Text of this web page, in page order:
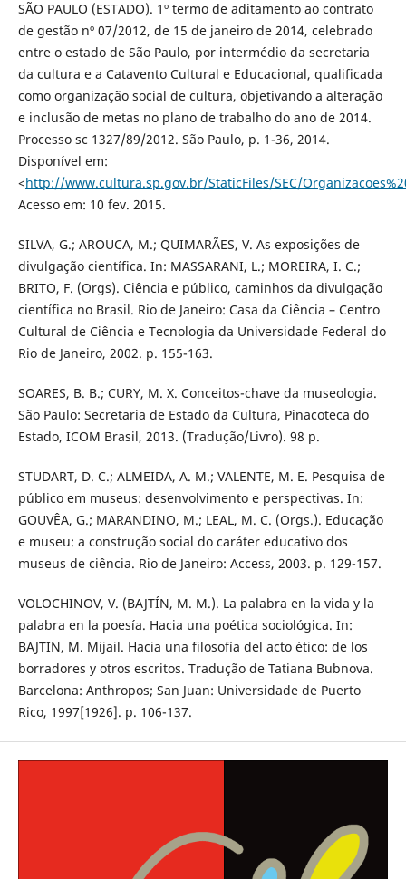
SÃO PAULO (ESTADO). 1º termo de aditamento ao contrato
de gestão nº 07/2012, de 15 de janeiro de 2014, celebrado
entre o estado de São Paulo, por intermédio da secretaria
da cultura e a Catavento Cultural e Educacional, qualificada
como organização social de cultura, objetivando a alteração
e inclusão de metas no plano de trabalho do ano de 2014.
Processo sc 1327/89/2012. São Paulo, p. 1-36, 2014.
Disponível em:
<http://www.cultura.sp.gov.br/StaticFiles/SEC/
Acesso em: 10 fev. 2015.
SILVA, G.; AROUCA, M.; QUIMARÃES, V. As exposições de
divulgação científica. In: MASSARANI, L.; MOREIRA, I. C.;
BRITO, F. (Orgs). Ciência e público, caminhos da divulgação
científica no Brasil. Rio de Janeiro: Casa da Ciência – Centro
Cultural de Ciência e Tecnologia da Universidade Federal do
Rio de Janeiro, 2002. p. 155-163.
SOARES, B. B.; CURY, M. X. Conceitos-chave da museologia.
São Paulo: Secretaria de Estado da Cultura, Pinacoteca do
Estado, ICOM Brasil, 2013. (Tradução/Livro). 98 p.
STUDART, D. C.; ALMEIDA, A. M.; VALENTE, M. E. Pesquisa de
público em museus: desenvolvimento e perspectivas. In:
GOUVÊA, G.; MARANDINO, M.; LEAL, M. C. (Orgs.). Educação
e museu: a construção social do caráter educativo dos
museus de ciência. Rio de Janeiro: Access, 2003. p. 129-157.
VOLOCHINOV, V. (BAJTÍN, M. M.). La palabra en la vida y la
palabra en la poesía. Hacia una poética sociológica. In:
BAJTIN, M. Mijail. Hacia una filosofía del acto ético: de los
borradores y otros escritos. Tradução de Tatiana Bubnova.
Barcelona: Anthropos; San Juan: Universidade de Puerto
Rico, 1997[1926]. p. 106-137.